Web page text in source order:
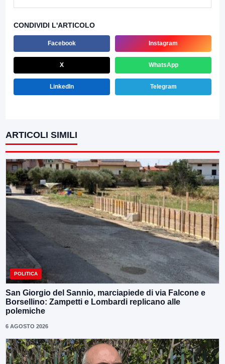
CONDIVIDI L'ARTICOLO
Facebook Instagram
X WhatsApp
LinkedIn Telegram
ARTICOLI SIMILI
POLITICA
San Giorgio del Sannio, marciapiede di via Falcone e
Borsellino: Zampetti e Lombardi replicano alle
polemiche
6 AGOSTO 2026